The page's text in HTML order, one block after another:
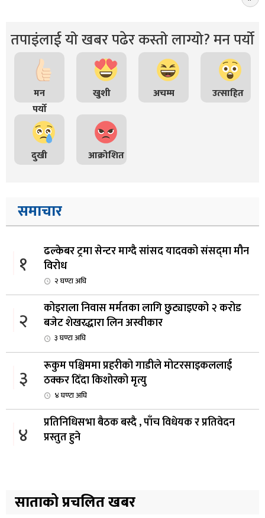
तपाइंलाई यो खबर पढेर कस्तो लाग्यो? मन पर्यो
मन
पर्यो
खुशी अचम्म उत्साहित
दुखी आक्रोशित
समाचार
१
ढल्केबर ट्रमा सेन्टर माग्दै सांसद यादवको संसद्‌मा मौन
विरोध
२ घण्टा अघि
२
कोइराला निवास मर्मतका लागि छुट्याइएको २ करोड
बजेट शेखरद्धारा लिन अस्वीकार
३ घण्टा अघि
३
रूकुम पश्चिममा प्रहरीको गाडीले मोटरसाइकललाई
ठक्कर दिँदा किशोरको मृत्यु
४ घण्टा अघि
४
प्रतिनिधिसभा बैठक बस्दै , पाँच विधेयक र प्रतिवेदन
प्रस्तुत हुने
५
सर्‍यो
४ घण्टा अघि
साताको प्रचलित खबर